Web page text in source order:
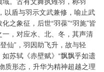
以盾与羽示文武兼修，喻止武
之象征，后世“羽葆”“羽旄”皆
，对应水、北、冬，其声清
仙”，羽因助飞升，故与轻
苏轼《赤壁赋》“飘飘乎如遗
质形态，升华为精神超越之理